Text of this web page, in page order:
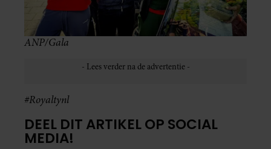
ANP/Gala
#Royaltynl
DEEL DIT ARTIKEL OP SOCIAL
MEDIA!